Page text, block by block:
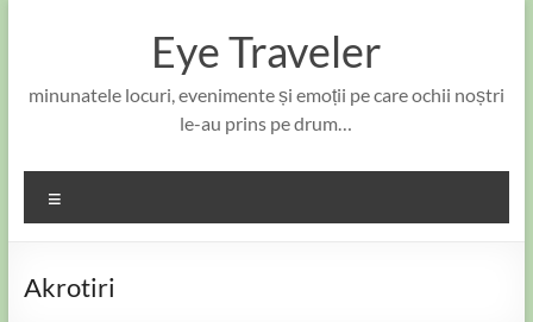
Eye Traveler
minunatele locuri, evenimente și emoții pe care ochii noștri
le-au prins pe drum…
Akrotiri